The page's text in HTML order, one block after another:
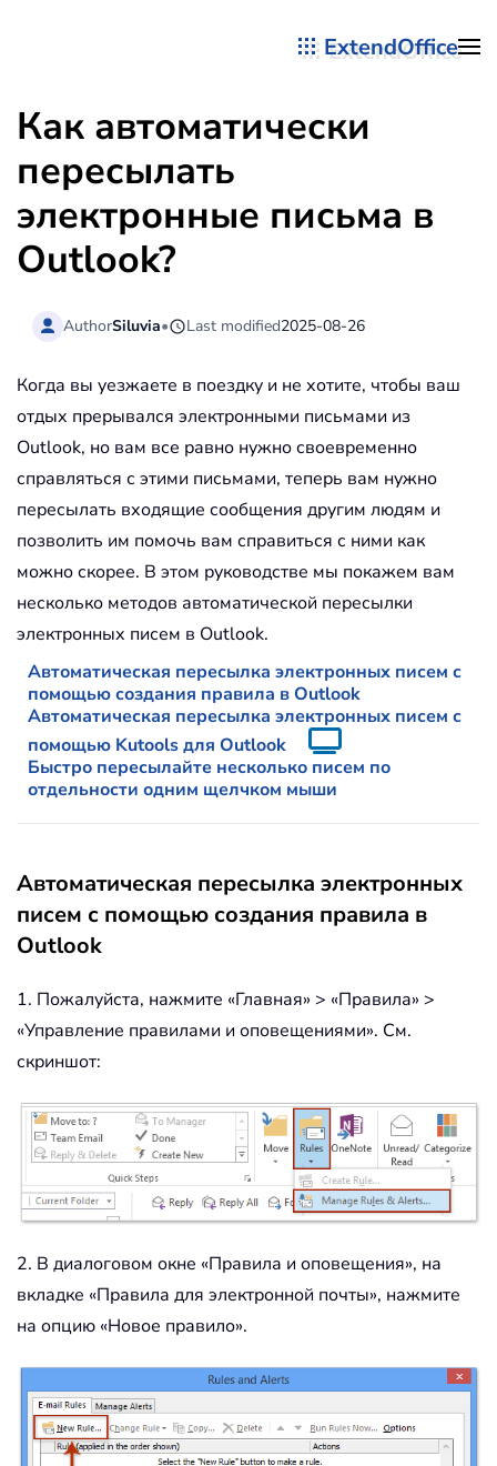
ExtendOffice
Как автоматически
пересылать
электронные письма в
Outlook?
AuthorSiluvia• Last modified2025-08-26
Когда вы уезжаете в поездку и не хотите, чтобы ваш
отдых прерывался электронными письмами из
Outlook, но вам все равно нужно своевременно
справляться с этими письмами, теперь вам нужно
пересылать входящие сообщения другим людям и
позволить им помочь вам справиться с ними как
можно скорее. В этом руководстве мы покажем вам
несколько методов автоматической пересылки
электронных писем в Outlook.
Автоматическая пересылка электронных писем с
помощью создания правила в Outlook
Автоматическая пересылка электронных писем с
помощью Kutools для Outlook
Быстро пересылайте несколько писем по
отдельности одним щелчком мыши
Автоматическая пересылка электронных
писем с помощью создания правила в
Outlook
1. Пожалуйста, нажмите «Главная» > «Правила» >
«Управление правилами и оповещениями». См.
скриншот:
2. В диалоговом окне «Правила и оповещения», на
вкладке «Правила для электронной почты», нажмите
на опцию «Новое правило».